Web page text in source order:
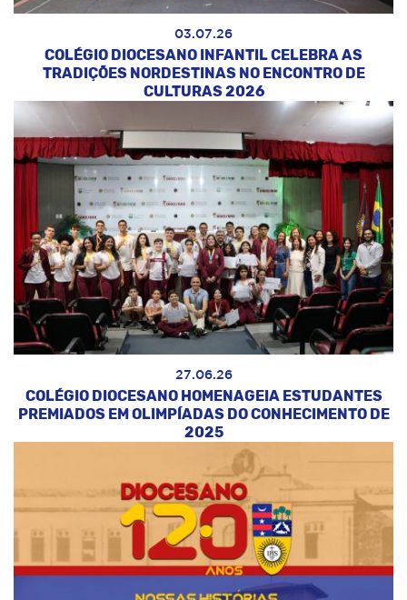
03.07.26
COLÉGIO DIOCESANO INFANTIL CELEBRA AS
TRADIÇÕES NORDESTINAS NO ENCONTRO DE
CULTURAS 2026
27.06.26
COLÉGIO DIOCESANO HOMENAGEIA ESTUDANTES
PREMIADOS EM OLIMPÍADAS DO CONHECIMENTO DE
2025